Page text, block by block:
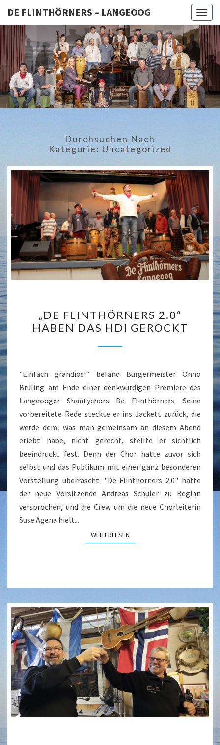
DE FLINTHÖRNERS – LANGEOOG
DE
–
Langeoog
Durchsuchen Nach
Kategorie: Uncategorized
FLINTHÖRNERS
2.0“
HABEN
HDI
GEROCKT
„DE FLINTHÖRNERS 2.0“
HABEN DAS HDI GEROCKT
"Einfach grandios!" befand Bürgermeister Onno
Brüling am Ende einer denkwürdigen Premiere des
Langeooger Shantychors De Flinthörners. Seine
vorbereitete Rede steckte er ins Jackett zurück, die
werde dem, was man gemeinsam an diesem Abend
erlebt habe, nicht gerecht, stellte er sichtlich
beeindruckt fest. Denn der Chor hatte zuvor sich
selbst und das Publikum mit einer ganz besonderen
Vorstellung überrascht. "De Flinthörners 2.0" hatte
der neue Vorsitzende Andreas Schüler zu Beginn
versprochen, und die Crew um die neue Chorleiterin
Suse Agena hielt...
WEITERLESENWEITERLESEN